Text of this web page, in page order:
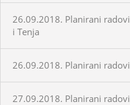
26.09.2018. Planirani
i Tenja
26.09.2018. Planirani
27.09.2018. Planirani